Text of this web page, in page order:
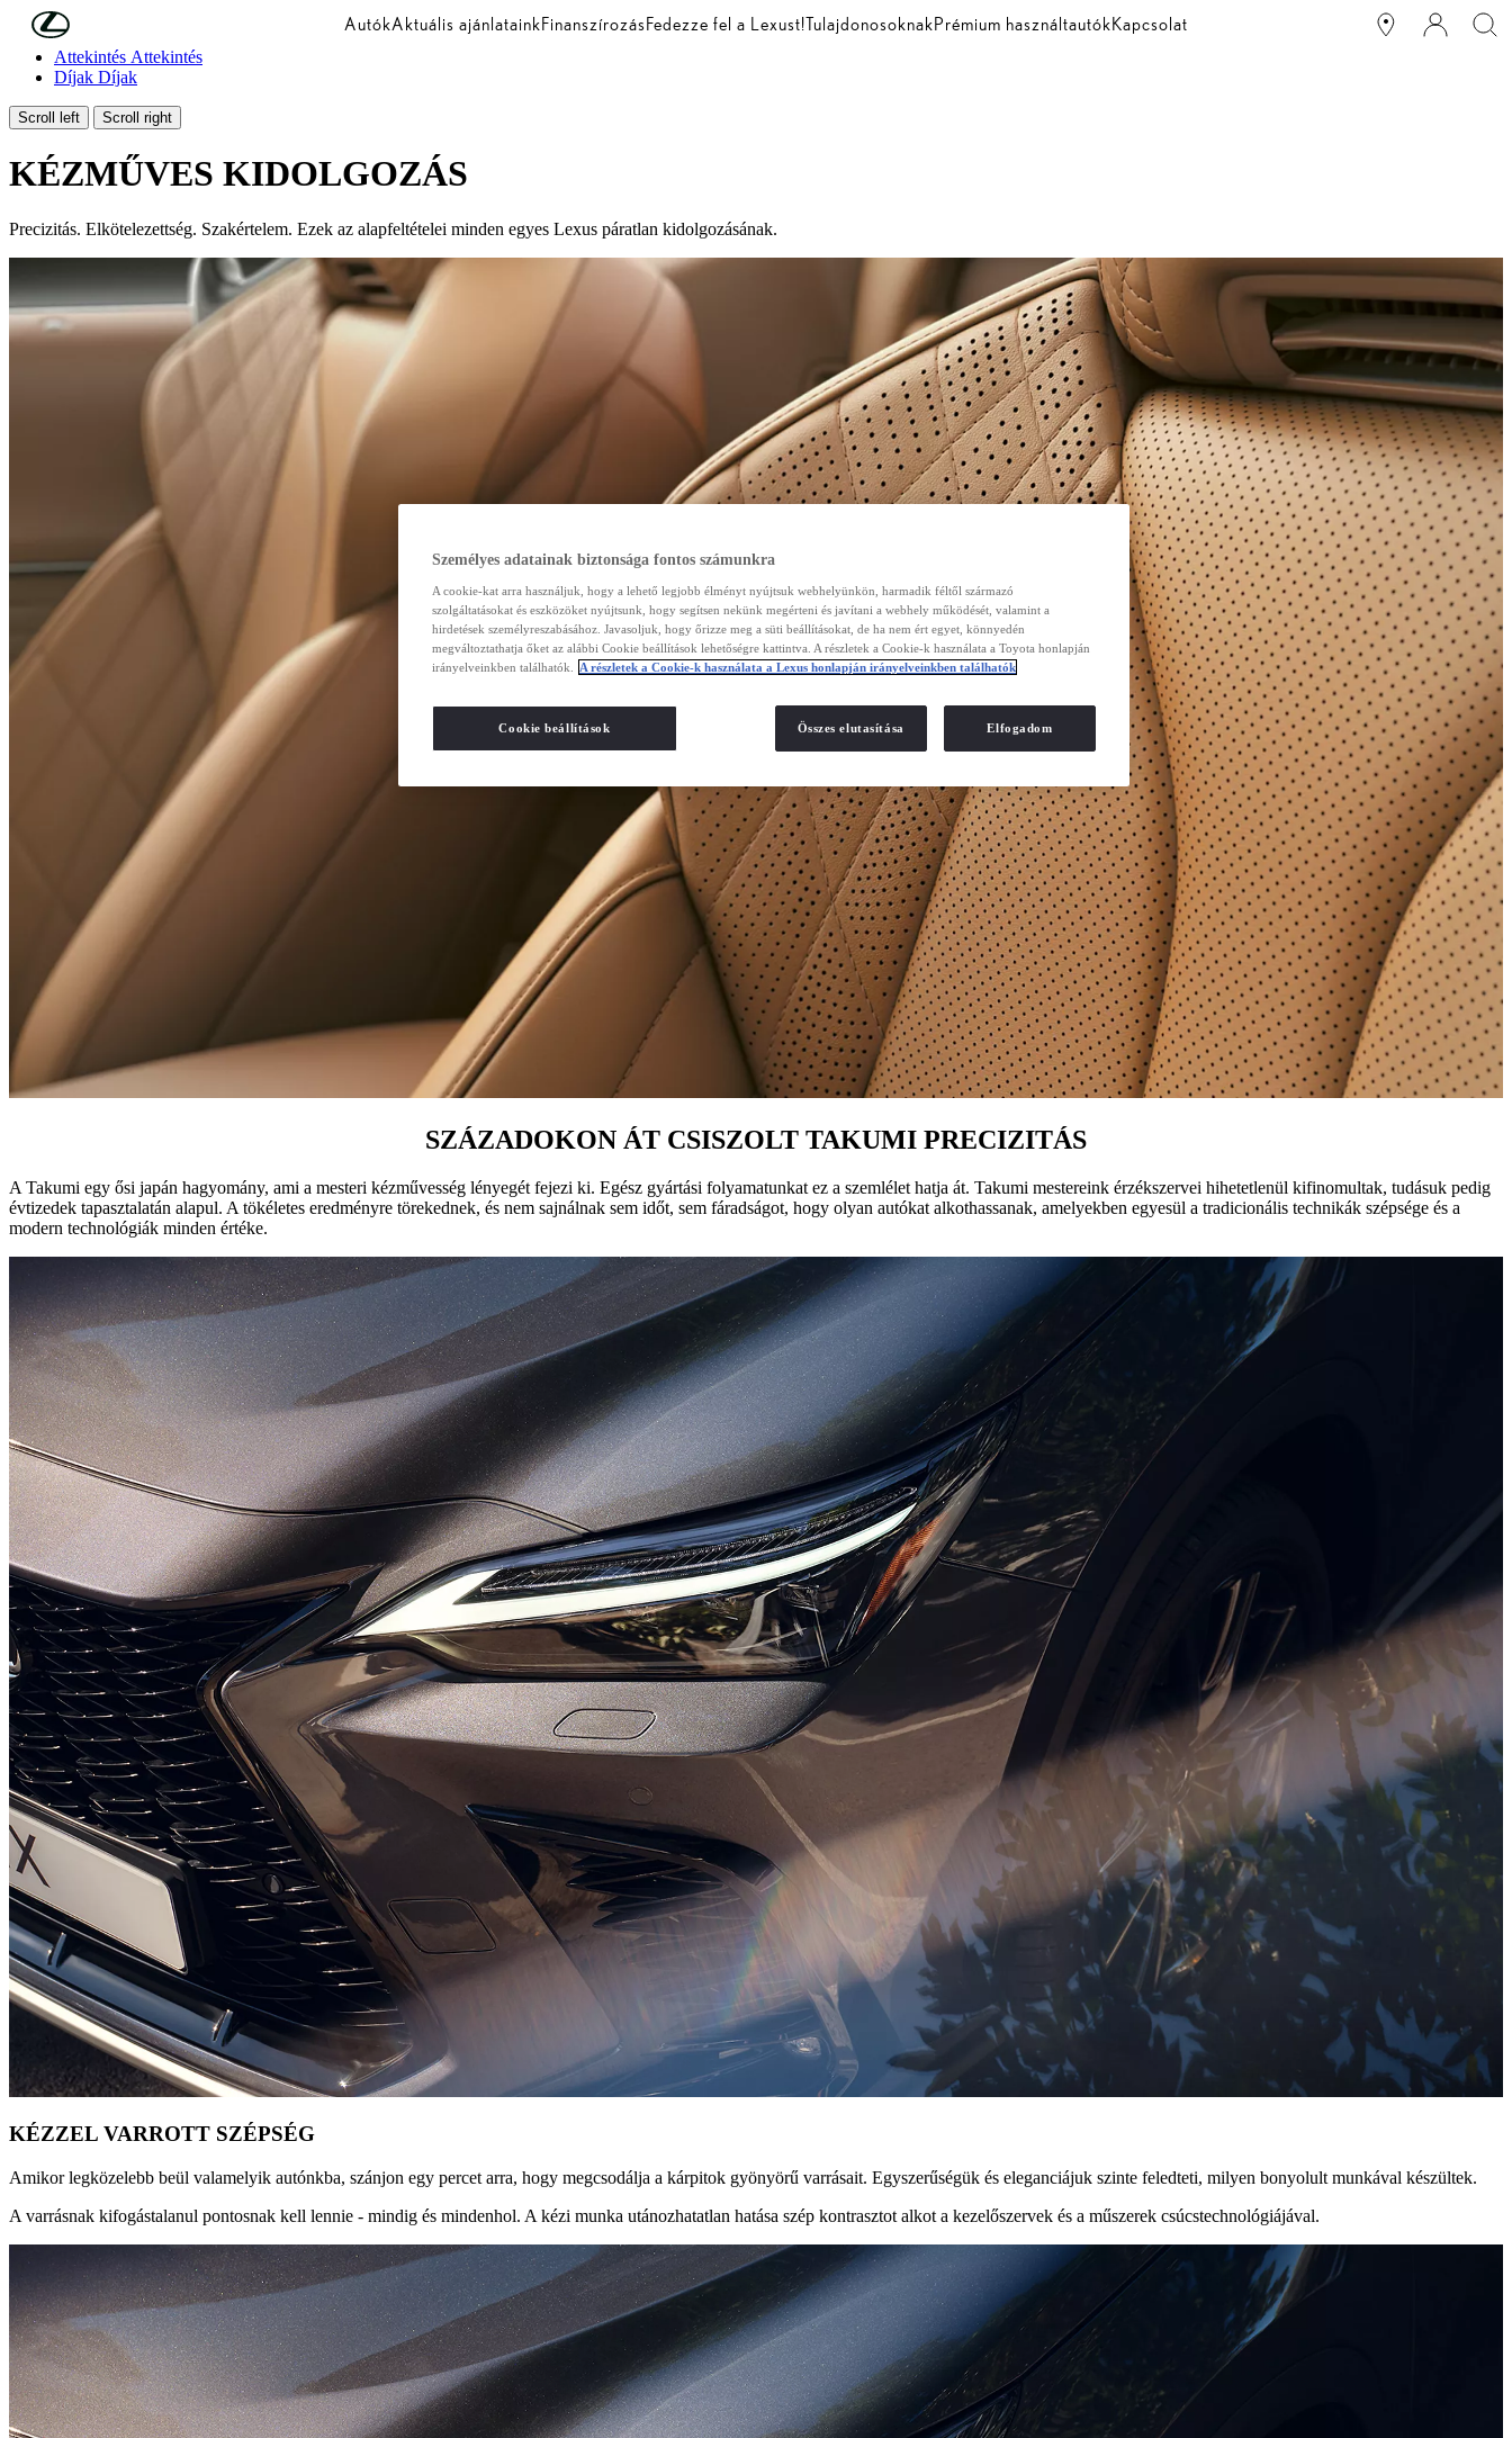
Skip to Main Content AutókAktuális ajánlatainkFinanszírozásFedezze fel a Lexust!TulajdonosoknakPrémium használtautókKapcsolat
Áttekintés Áttekintés
Díjak Díjak
Scroll left Scroll right
KÉZMŰVES KIDOLGOZÁS
Precizitás. Elkötelezettség. Szakértelem. Ezek az alapfeltételei minden egyes Lexus páratlan kidolgozásának.
SZÁZADOKON ÁT CSISZOLT TAKUMI PRECIZITÁS
A Takumi egy ősi japán hagyomány, ami a mesteri kézművesség lényegét fejezi ki. Egész gyártási folyamatunkat ez a szemlélet hatja át. Takumi mestereink érzékszervei hihetetlenül kifinomultak, tudásuk pedig
évtizedek tapasztalatán alapul. A tökéletes eredményre törekednek, és nem sajnálnak sem időt, sem fáradságot, hogy olyan autókat alkothassanak, amelyekben egyesül a tradicionális technikák szépsége és a
modern technológiák minden értéke.
KÉZZEL VARROTT SZÉPSÉG
Amikor legközelebb beül valamelyik autónkba, szánjon egy percet arra, hogy megcsodálja a kárpitok gyönyörű varrásait. Egyszerűségük és eleganciájuk szinte feledteti, milyen bonyolult munkával készültek.
A varrásnak kifogástalanul pontosnak kell lennie - mindig és mindenhol. A kézi munka utánozhatatlan hatása szép kontrasztot alkot a kezelőszervek és a műszerek csúcstechnológiájával.
Személyes adatainak biztonsága fontos számunkra
A cookie-kat arra használjuk, hogy a lehető legjobb élményt nyújtsuk webhelyünkön, harmadik féltől származó
szolgáltatásokat és eszközöket nyújtsunk, hogy segítsen nekünk megérteni és javítani a webhely működését, valamint a
hirdetések személyreszabásához. Javasoljuk, hogy őrizze meg a süti beállításokat, de ha nem ért egyet, könnyedén
megváltoztathatja őket az alábbi Cookie beállítások lehetőségre kattintva. A részletek a Cookie-k használata a Toyota honlapján
irányelveinkben találhatók.
A részletek a Cookie-k használata a Lexus honlapján irányelveinkben találhatók
Összes elutasítása Elfogadom
Cookie beállítások